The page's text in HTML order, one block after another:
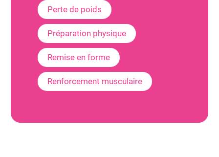
Perte de poids
Préparation physique
Remise en forme
Renforcement musculaire